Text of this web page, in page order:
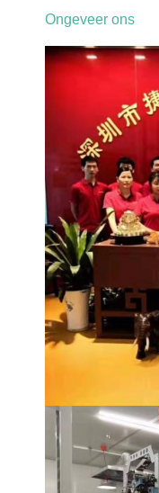
Ongeveer ons